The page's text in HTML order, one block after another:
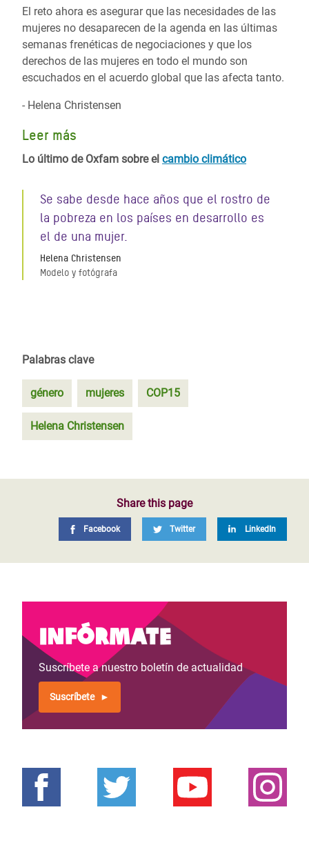
El reto ahora es asegurar que las necesidades de las
mujeres no desaparecen de la agenda en las últimas
semanas frenéticas de negociaciones y que los
derechos de las mujeres en todo el mundo son
escuchados en el acuerdo global que las afecta tanto.
- Helena Christensen
Leer más
Lo último de Oxfam sobre el cambio climático
Se sabe desde hace años que el rostro de
la pobreza en los países en desarrollo es
el de una mujer.
Helena Christensen
Modelo y fotógrafa
Palabras clave
género mujeres COP15
Helena Christensen
Share this page
Facebook Twitter LinkedIn
Infórmate
Suscríbete a nuestro boletín de actualidad
Suscríbete